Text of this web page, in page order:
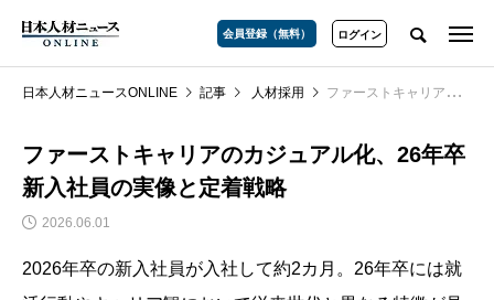
会員登録（無料） ログイン
日本人材ニュースONLINE 記事 人材採用 ファーストキャリアのカジュアル化、26年卒新入社員の実像と定着戦略
ファーストキャリアのカジュアル化、26年卒
新入社員の実像と定着戦略
2026.06.01
2026年卒の新入社員が入社して約2カ月。26年卒には就